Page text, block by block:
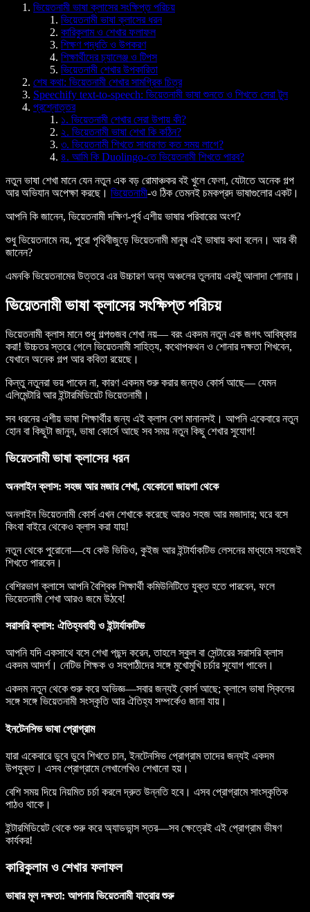
ভিয়েতনামী ভাষা ক্লাসের সংক্ষিপ্ত পরিচয়
ভিয়েতনামী ভাষা ক্লাসের ধরন
কারিকুলাম ও শেখার ফলাফল
শিক্ষণ পদ্ধতি ও উপকরণ
শিক্ষার্থীদের চ্যালেঞ্জ ও টিপস
ভিয়েতনামী শেখার উপকারিতা
শেষ কথা: ভিয়েতনামী শেখার সামগ্রিক চিত্র
Speechify text-to-speech: ভিয়েতনামী ভাষা শুনতে ও শিখতে সেরা টুল
প্রশ্নোত্তর
১. ভিয়েতনামী শেখার সেরা উপায় কী?
২. ভিয়েতনামী ভাষা শেখা কি কঠিন?
৩. ভিয়েতনামী শিখতে সাধারণত কত সময় লাগে?
৪. আমি কি Duolingo-তে ভিয়েতনামী শিখতে পারব?
নতুন ভাষা শেখা মানে যেন নতুন এক বড় রোমাঞ্চকর বই খুলে ফেলা, যেটাতে অনেক গল্প
আর অভিযান অপেক্ষা করছে। ভিয়েতনামী-ও ঠিক তেমনই চমকপ্রদ ভাষাগুলোর একট।
আপনি কি জানেন, ভিয়েতনামী দক্ষিণ-পূর্ব এশীয় ভাষার পরিবারের অংশ?
শুধু ভিয়েতনামে নয়, পুরো পৃথিবীজুড়ে ভিয়েতনামী মানুষ এই ভাষায় কথা বলেন। আর কী
জানেন?
এমনকি ভিয়েতনামের উত্তরে এর উচ্চারণ অন্য অঞ্চলের তুলনায় একটু আলাদা শোনায়।
ভিয়েতনামী ভাষা ক্লাসের সংক্ষিপ্ত পরিচয়
ভিয়েতনামী ক্লাস মানে শুধু গল্পগুজব শেখা নয়— বরং একদম নতুন এক জগৎ আবিষ্কার
করা! উচ্চতর স্তরে গেলে ভিয়েতনামী সাহিত্য, কথোপকথন ও শোনার দক্ষতা শিখবেন,
যেখানে অনেক গল্প আর কবিতা রয়েছে।
কিন্তু নতুনরা ভয় পাবেন না, কারণ একদম শুরু করার জন্যও কোর্স আছে— যেমন
এলিমেন্টারি আর ইন্টারমিডিয়েট ভিয়েতনামী।
সব ধরনের এশীয় ভাষা শিক্ষার্থীর জন্য এই ক্লাস বেশ মানানসই। আপনি একেবারে নতুন
হোন বা কিছুটা জানুন, ভাষা কোর্সে আছে সব সময় নতুন কিছু শেখার সুযোগ!
ভিয়েতনামী ভাষা ক্লাসের ধরন
অনলাইন ক্লাস: সহজ আর মজার শেখা, যেকোনো জায়গা থেকে
অনলাইন ভিয়েতনামী কোর্স এখন শেখাকে করেছে আরও সহজ আর মজাদার; ঘরে বসে
কিংবা বাইরে থেকেও ক্লাস করা যায়!
নতুন থেকে পুরোনো—যে কেউ ভিডিও, কুইজ আর ইন্টার্যাকটিভ লেসনের মাধ্যমে সহজেই
শিখতে পারবেন।
বেশিরভাগ ক্লাসে আপনি বৈশ্বিক শিক্ষার্থী কমিউনিটিতে যুক্ত হতে পারবেন, ফলে
ভিয়েতনামী শেখা আরও জমে উঠবে!
সরাসরি ক্লাস: ঐতিহ্যবাহী ও ইন্টার্যাকটিভ
আপনি যদি একসাথে বসে শেখা পছন্দ করেন, তাহলে স্কুল বা সেন্টারের সরাসরি ক্লাস
একদম আদর্শ। নেটিভ শিক্ষক ও সহপাঠীদের সঙ্গে মুখোমুখি চর্চার সুযোগ পাবেন।
একদম নতুন থেকে শুরু করে অভিজ্ঞ—সবার জন্যই কোর্স আছে; ক্লাসে ভাষা স্কিলের
সঙ্গে সঙ্গে ভিয়েতনামী সংস্কৃতি আর ঐতিহ্য সম্পর্কেও জানা যায়।
ইনটেনসিভ ভাষা প্রোগ্রাম
যারা একেবারে ডুবে ডুবে শিখতে চান, ইনটেনসিভ প্রোগ্রাম তাদের জন্যই একদম
উপযুক্ত। এসব প্রোগ্রামে লেখালেখিও শেখানো হয়।
বেশি সময় দিয়ে নিয়মিত চর্চা করলে দ্রুত উন্নতি হবে। এসব প্রোগ্রামে সাংস্কৃতিক
পাঠও থাকে।
ইন্টারমিডিয়েট থেকে শুরু করে অ্যাডভান্স স্তর—সব ক্ষেত্রেই এই প্রোগ্রাম ভীষণ
কার্যকর!
কারিকুলাম ও শেখার ফলাফল
ভাষার মূল দক্ষতা: আপনার ভিয়েতনামী যাত্রার শুরু